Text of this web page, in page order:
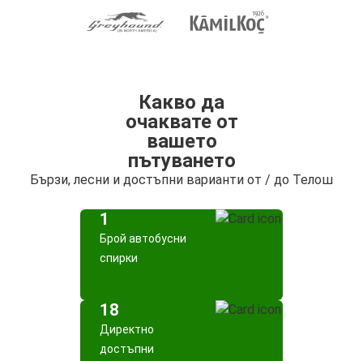
Какво да
очаквате от
вашето
пътуването
Бързи, лесни и достъпни варианти от / до Телош
1
Брой автобусни
спирки
18
Директно
достъпни